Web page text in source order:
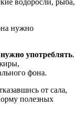
водоросли, рыба,
употреблять.
фона.
от сала,
полезных